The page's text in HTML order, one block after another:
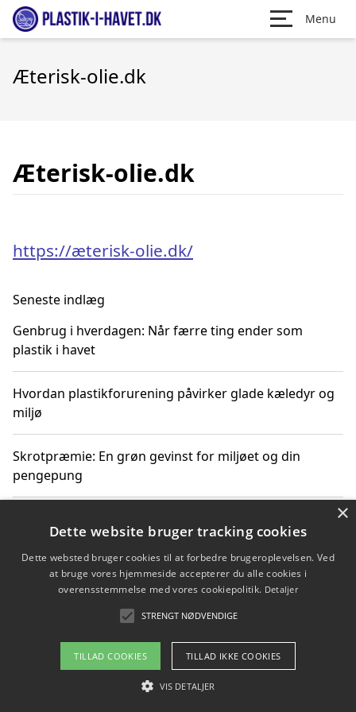
Menu
Æterisk-olie.dk
Æterisk-olie.dk
https://æterisk-olie.dk/
Seneste indlæg
Genbrug i hverdagen: Når færre ting ender som
plastik i havet
Hvordan plastikforurening påvirker glade kæledyr og
miljø
Skrotpræmie: En grøn gevinst for miljøet og din
pengepung
Hvordan blåfade med rist kan hjælpe med at reducere
plastik i havet
Spil kasinospil på et troværdigt online casino: Din
guide til sikker og sjov underholdning
Copyright 2026 - Pilanto Aps
Om / kontakt
×
Dette website bruger tracking cookies
Dette websted bruger cookies til at forbedre brugeroplevelsen. Ved
at bruge vores hjemmeside accepterer du alle cookies i
overensstemmelse med vores cookiepolitik. Detaljer
STRENGT NØDVENDIGE
TILLAD COOKIES TILLAD IKKE COOKIES
VIS DETALJER